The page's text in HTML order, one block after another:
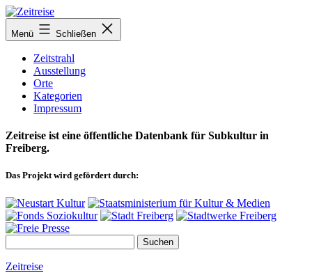
Zum
Inhalt
springen
Menü Schließen
Zeitstrahl
Ausstellung
Orte
Kategorien
Impressum
Zeitreise ist eine öffentliche Datenbank für Subkultur in
Freiberg.
Das Projekt wird gefördert durch:
Zeitreise